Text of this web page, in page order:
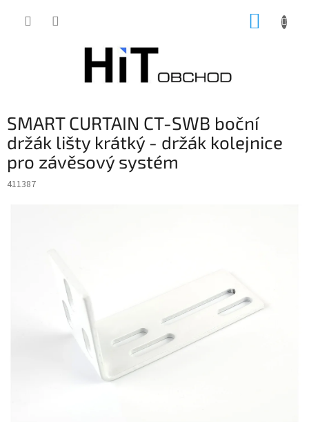
SMART CURTAIN CT-SWB boční
držák lišty krátký - držák kolejnice
pro závěsový systém
411387